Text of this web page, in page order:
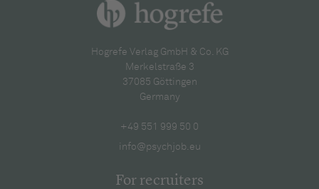
Hogrefe Verlag GmbH & Co. KG
Merkelstraße 3
37085 Göttingen
Germany
+49 551 999 50 0
info@psychjob.eu
For recruiters